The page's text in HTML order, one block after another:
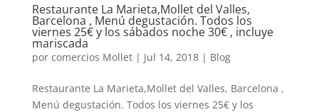
Restaurante La Marieta,Mollet del Valles,
Barcelona , Menú degustación. Todos los
viernes 25€ y los sábados noche 30€ , incluye
mariscada
por comercios Mollet| Jul 14, 2018| Blog
Restaurante La Marieta,Mollet del Valles, Barcelona ,
Menú degustación. Todos los viernes 25€ y los